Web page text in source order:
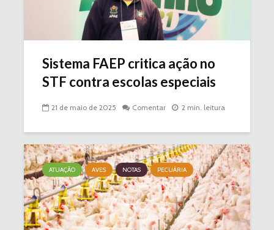
Sistema FAEP critica ação no
STF contra escolas especiais
21 de maio de 2025 Comentar 2 min. leitura
ATUAÇÃO AVES NOTAS PECUÁRIA